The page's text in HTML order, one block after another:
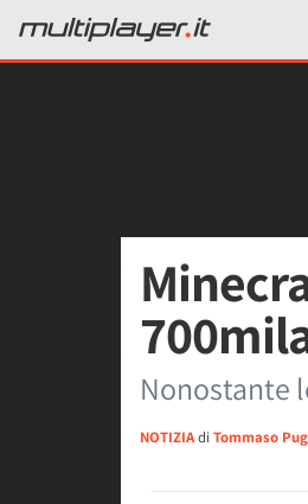
Nonostante
NOTIZIAdi Tommaso